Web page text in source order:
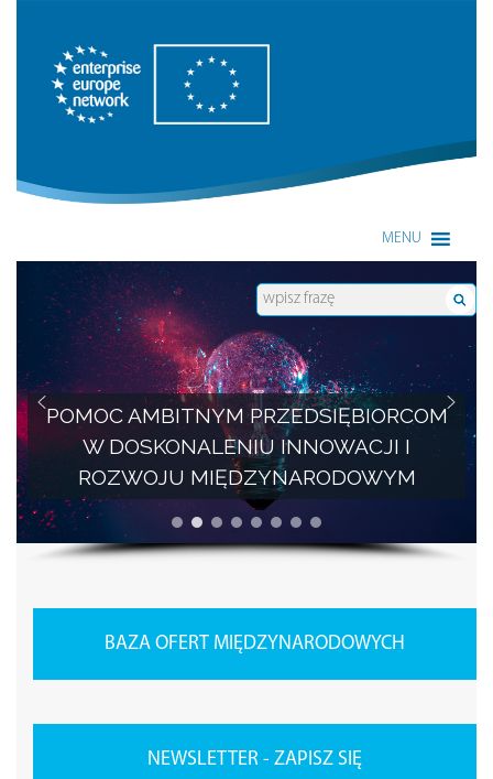
Enterprise Europe Network
MENU
POMOC AMBITNYM PRZEDSIĘBIORCOM
W DOSKONALENIU INNOWACJI I
ROZWOJU MIĘDZYNARODOWYM
BAZA OFERT MIĘDZYNARODOWYCH
NEWSLETTER - ZAPISZ SIĘ